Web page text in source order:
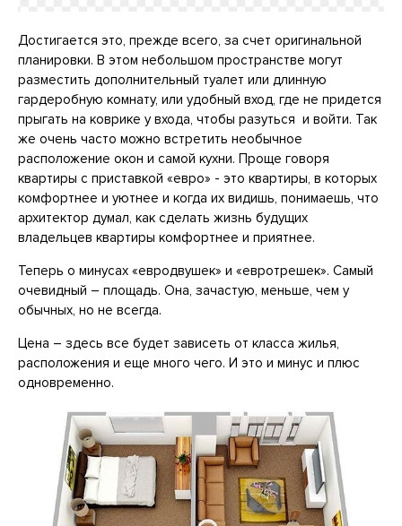
Достигается это, прежде всего, за счет оригинальной
планировки. В этом небольшом пространстве могут
разместить дополнительный туалет или длинную
гардеробную комнату, или удобный вход, где не придется
прыгать на коврике у входа, чтобы разуться и войти. Так
же очень часто можно встретить необычное
расположение окон и самой кухни. Проще говоря
квартиры с приставкой «евро» - это квартиры, в которых
комфортнее и уютнее и когда их видишь, понимаешь, что
архитектор думал, как сделать жизнь будущих
владельцев квартиры комфортнее и приятнее.
Теперь о минусах «евродвушек» и «евротрешек». Самый
очевидный – площадь. Она, зачастую, меньше, чем у
обычных, но не всегда.
Цена – здесь все будет зависеть от класса жилья,
расположения и еще много чего. И это и минус и плюс
одновременно.